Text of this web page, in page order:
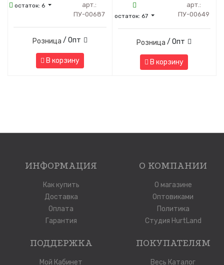
остаток:6
арт.:
ПУ-00687
Розница / Опт
В корзину
остаток:67
арт.:
ПУ-00649
Розница / Опт
В корзину
ИНФОРМАЦИЯ
Как купить
Доставка
Оплата
Гарантия
О КОМПАНИИ
О магазине
Оптовиками
Политика
Студия HurtLand
ПОДДЕРЖКА
Мой Кабинет
ПОКУПАТЕЛЯМ
Весь Каталог